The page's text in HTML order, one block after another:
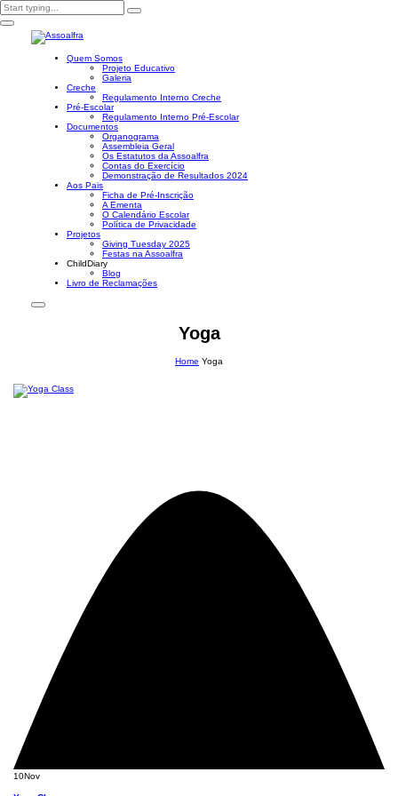
Quem Somos
Projeto Educativo
Galeria
Creche
Regulamento Interno Creche
Pré-Escolar
Regulamento Interno Pré-Escolar
Documentos
Organograma
Assembleia Geral
Os Estatutos da Assoalfra
Contas do Exercício
Demonstração de Resultados 2024
Aos Pais
Ficha de Pré-Inscrição
A Ementa
O Calendário Escolar
Política de Privacidade
Projetos
Giving Tuesday 2025
Festas na Assoalfra
ChildDiary
Blog
Livro de Reclamações
Yoga
Home Yoga
10Nov